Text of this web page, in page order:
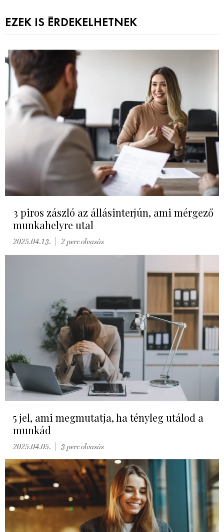
EZEK IS ÉRDEKELHETNEK
3 piros zászló az állásinterjún, ami mérgező
munkahelyre utal
2025.04.13. 2 perc olvasás
5 jel, ami megmutatja, ha tényleg utálod a
munkád
2025.04.05. 3 perc olvasás